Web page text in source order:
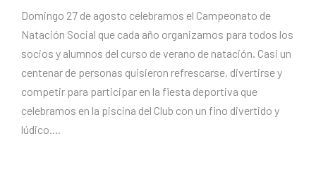
Domingo 27 de agosto celebramos el Campeonato de
Natación Social que cada año organizamos para todos los
socios y alumnos del curso de verano de natación. Casi un
centenar de personas quisieron refrescarse, divertirse y
competir para participar en la fiesta deportiva que
celebramos en la piscina del Club con un fino divertido y
lúdico....